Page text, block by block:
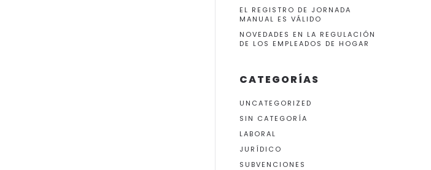
EL REGISTRO DE JORNADA
MANUAL ES VÁLIDO
NOVEDADES EN LA REGULACIÓN
DE LOS EMPLEADOS DE HOGAR
CATEGORÍAS
UNCATEGORIZED
SIN CATEGORÍA
LABORAL
JURÍDICO
SUBVENCIONES